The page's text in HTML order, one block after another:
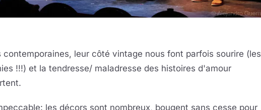
contemporaines, leur côté vintage nous font parfois sourire (les
!!!) et la tendresse/ maladresse des histoires d'amour
les décors sont nombreux, bougent sans cesse pour